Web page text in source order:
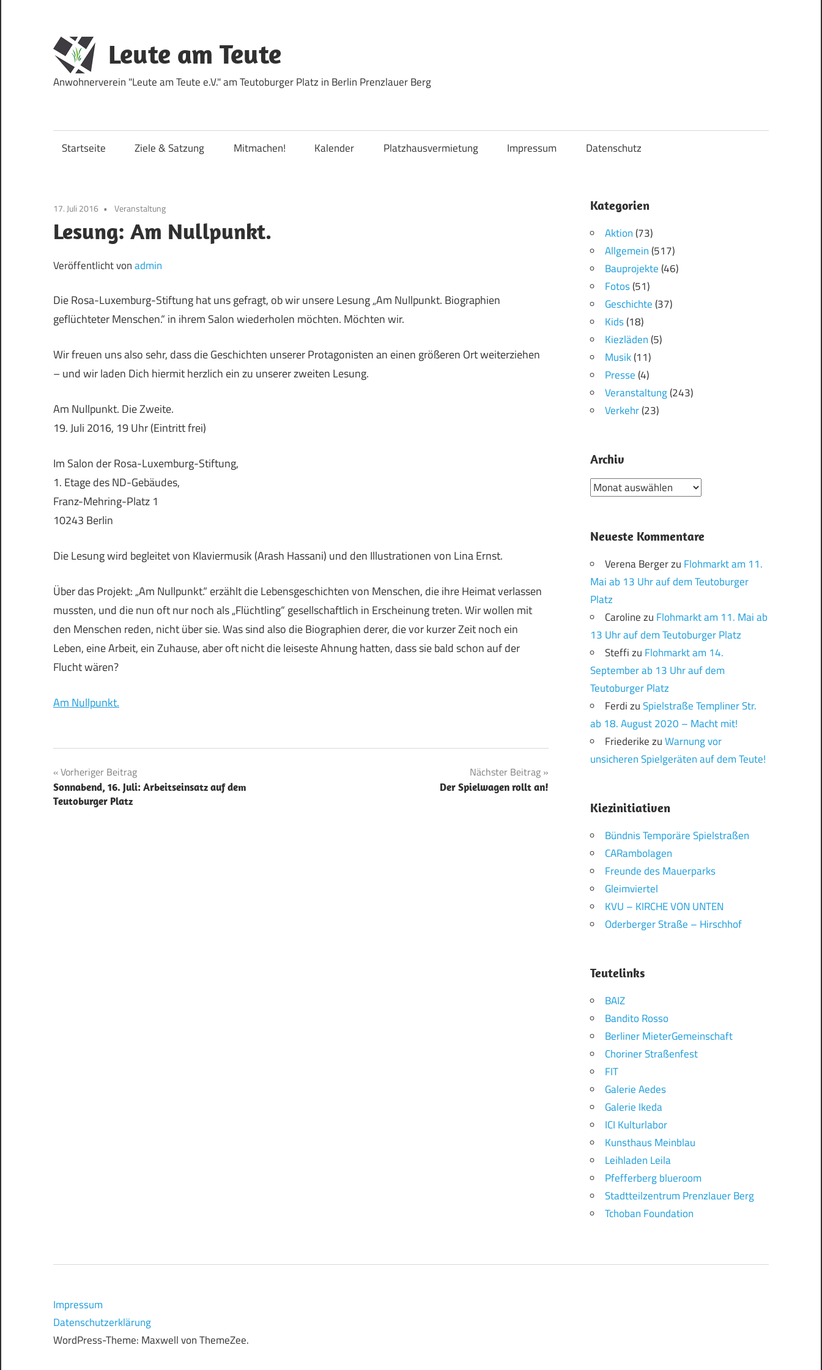
springen
Leute am Teute
Anwohnerverein "Leute am Teute e.V." am Teutoburger Platz in Berlin Prenzlauer Berg
Startseite Ziele & Satzung Mitmachen! Kalender Platzhausvermietung Impressum Datenschutz
17. Juli 2016 Veranstaltung
Lesung: Am Nullpunkt.
Veröffentlicht vonadmin
Die Rosa-Luxemburg-Stiftung hat uns gefragt, ob wir unsere Lesung „Am Nullpunkt. Biographien
geflüchteter Menschen.“ in ihrem Salon wiederholen möchten. Möchten wir.
Wir freuen uns also sehr, dass die Geschichten unserer Protagonisten an einen größeren Ort weiterziehen
– und wir laden Dich hiermit herzlich ein zu unserer zweiten Lesung.
Am Nullpunkt. Die Zweite.
19. Juli 2016, 19 Uhr (Eintritt frei)
Im Salon der Rosa-Luxemburg-Stiftung,
1. Etage des ND-Gebäudes,
Franz-Mehring-Platz 1
10243 Berlin
Die Lesung wird begleitet von Klaviermusik (Arash Hassani) und den Illustrationen von Lina Ernst.
Über das Projekt: „Am Nullpunkt.“ erzählt die Lebensgeschichten von Menschen, die ihre Heimat verlassen
mussten, und die nun oft nur noch als „Flüchtling“ gesellschaftlich in Erscheinung treten. Wir wollen mit
den Menschen reden, nicht über sie. Was sind also die Biographien derer, die vor kurzer Zeit noch ein
Leben, eine Arbeit, ein Zuhause, aber oft nicht die leiseste Ahnung hatten, dass sie bald schon auf der
Flucht wären?
Am Nullpunkt.
Beitragsnavigation
Vorheriger Beitrag
Sonnabend, 16. Juli: Arbeitseinsatz auf dem
Teutoburger Platz
Nächster Beitrag
Der Spielwagen rollt an!
Kategorien
Aktion(73)
Allgemein(517)
Bauprojekte(46)
Fotos(51)
Geschichte(37)
Kids(18)
Kiezläden(5)
Musik(11)
Presse(4)
Veranstaltung(243)
Verkehr(23)
Archiv
Archiv
Neueste Kommentare
Verena Bergerzu Flohmarkt am 11.
Mai ab 13 Uhr auf dem Teutoburger
Platz
Carolinezu Flohmarkt am 11. Mai ab
13 Uhr auf dem Teutoburger Platz
Steffizu Flohmarkt am 14.
September ab 13 Uhr auf dem
Teutoburger Platz
FerdizuSpielstraße Templiner Str.
ab 18. August 2020 – Macht mit!
FriederikezuWarnung vor
unsicheren Spielgeräten auf dem Teute!
Kiezinitiativen
Bündnis Temporäre Spielstraßen
CARambolagen
Freunde des Mauerparks
Gleimviertel
KVU – KIRCHE VON UNTEN
Oderberger Straße – Hirschhof
Teutelinks
BAIZ
Bandito Rosso
Berliner MieterGemeinschaft
Choriner Straßenfest
FIT
Galerie Aedes
Galerie Ikeda
ICI Kulturlabor
Kunsthaus Meinblau
Leihladen Leila
Pfefferberg blueroom
Stadtteilzentrum Prenzlauer Berg
Tchoban Foundation
Impressum
Datenschutzerklärung
WordPress-Theme: Maxwell von ThemeZee.